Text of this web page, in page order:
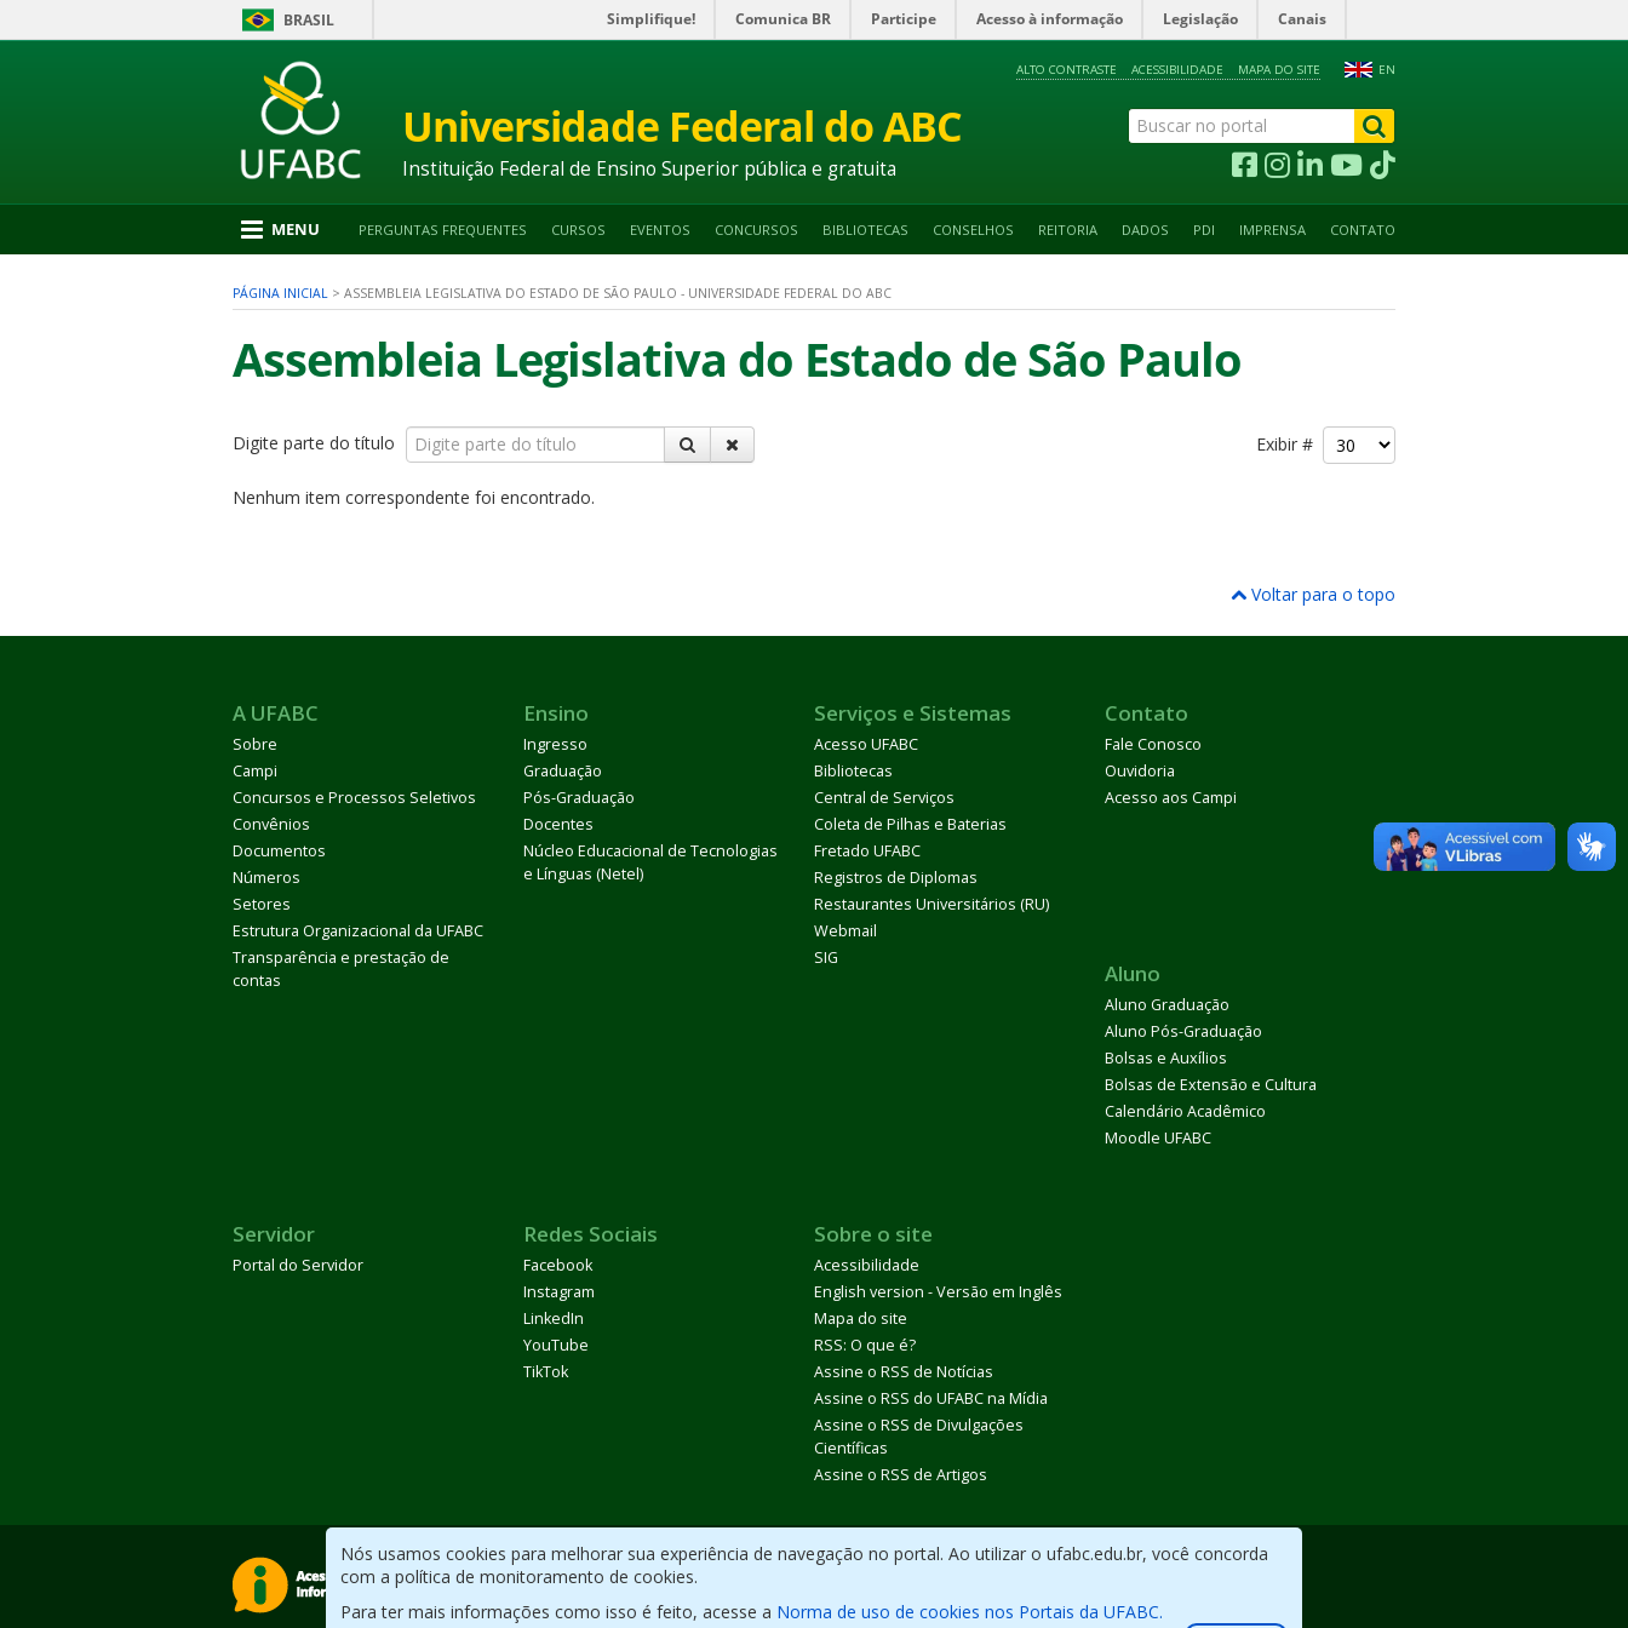
BRASIL Simplifique! Comunica BR Participe Acesso à informação Legislação Canais
para
2
Ir
EN
ALTO CONTRASTE ACESSIBILIDADE MAPA DO SITE
Universidade Federal do ABC
Instituição Federal de Ensino Superior pública e gratuita
Nós usamos cookies para melhorar sua experiência de navegação no portal. Ao utilizar o ufabc.edu.br, você concorda
com a política de monitoramento de cookies.
Para ter mais informações como isso é feito, acesse a Norma de uso de cookies nos Portais da UFABC.
MENU PERGUNTAS FREQUENTES CURSOS EVENTOS CONCURSOS BIBLIOTECAS CONSELHOS REITORIA DADOS PDI IMPRENSA CONTATO
PÁGINA INICIAL > ASSEMBLEIA LEGISLATIVA DO ESTADO DE SÃO PAULO - UNIVERSIDADE FEDERAL DO ABC
Assembleia Legislativa do Estado de São Paulo
Digite parte do título Exibir #
Nenhum item correspondente foi encontrado.
Voltar para o topo
A UFABC
Sobre
Campi
Concursos e Processos Seletivos
Convênios
Documentos
Números
Setores
Estrutura Organizacional da UFABC
Transparência e prestação de
contas
Ensino
Ingresso
Graduação
Pós-Graduação
Docentes
Núcleo Educacional de Tecnologias
e Línguas (Netel)
Serviços e Sistemas
Acesso UFABC
Bibliotecas
Central de Serviços
Coleta de Pilhas e Baterias
Fretado UFABC
Registros de Diplomas
Restaurantes Universitários (RU)
Webmail
SIG
Contato
Fale Conosco
Ouvidoria
Acesso aos Campi
Aluno
Aluno Graduação
Aluno Pós-Graduação
Bolsas e Auxílios
Bolsas de Extensão e Cultura
Calendário Acadêmico
Moodle UFABC
Servidor
Portal do Servidor
Redes Sociais
Facebook
Instagram
LinkedIn
YouTube
TikTok
Sobre o site
Acessibilidade
English version - Versão em Inglês
Mapa do site
RSS: O que é?
Assine o RSS de Notícias
Assine o RSS do UFABC na Mídia
Assine o RSS de Divulgações
Científicas
Assine o RSS de Artigos